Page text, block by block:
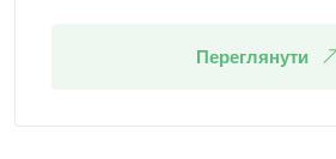
Переглянути